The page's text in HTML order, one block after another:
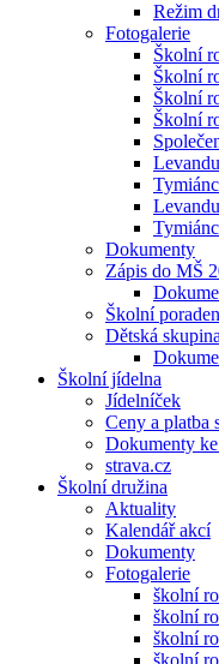
Režim
Fotogalerie
Školní
Školní
Školní
Školní
Dokumenty
Zápis do MŠ
Školní
Dětská skupina
Školní jídelna
Jídelníček
Ceny a platba
Dokumenty
strava.cz
Školní družina
Aktuality
Kalendář akcí
Dokumenty
Fotogalerie
školní
školní
školní
školní